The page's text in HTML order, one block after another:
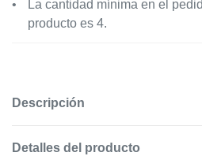
La cantidad mínima en el
producto es 4.
Descripción
Detalles del producto